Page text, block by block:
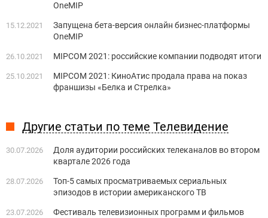
OneMIP
15.12.2021
Запущена бета-версия онлайн бизнес-платформы
OneMIP
26.10.2021 MIPCOM 2021: российские компании подводят итоги
25.10.2021
MIPCOM 2021: КиноАтис продала права на показ
франшизы «Белка и Стрелка»
Другие статьи по теме Телевидение
30.07.2026
Доля аудитории российских телеканалов во втором
квартале 2026 года
28.07.2026
Топ-5 самых просматриваемых сериальных
эпизодов в истории американского ТВ
23.07.2026
Фестиваль телевизионных программ и фильмов